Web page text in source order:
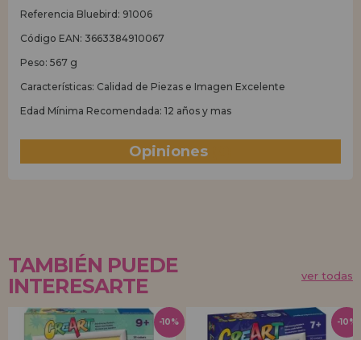
Referencia Bluebird: 91006
Código EAN: 3663384910067
Peso: 567 g
Características: Calidad de Piezas e Imagen Excelente
Edad Mínima Recomendada: 12 años y mas
Opiniones
TAMBIÉN PUEDE
INTERESARTE
ver todas
-10% -10%